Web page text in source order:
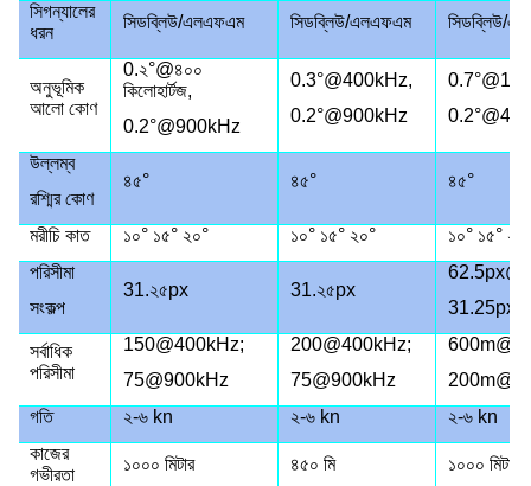
সিগন্যালের
ধরন
সিডব্লিউ/এলএফএম সিডব্লিউ/এলএফএম সিডব্লিউ/
অনুভূমিক
আলো কোণ
0.২°@৪০০
কিলোহার্টজ,
0.2°@900kHz
0.3°@400kHz,
0.2°@900kHz
উল্লম্ব
রশ্মির কোণ
৪৫° ৪৫° ৪৫°
মরীচি কাত ১০° ১৫° ২০° ১০° ১৫° ২০°
১০° ১৫°
পরিসীমা
সংকল্প
31.২৫px 31.২৫px
সর্বাধিক
পরিসীমা
150@400kHz;
75@900kHz
200@400kHz;
75@900kHz
গতি
২-৬ kn ২-৬ kn
২-৬ kn
কাজের
গভীরতা
১০০০ মিটার ৪৫০ মি ১০০০ মিটার